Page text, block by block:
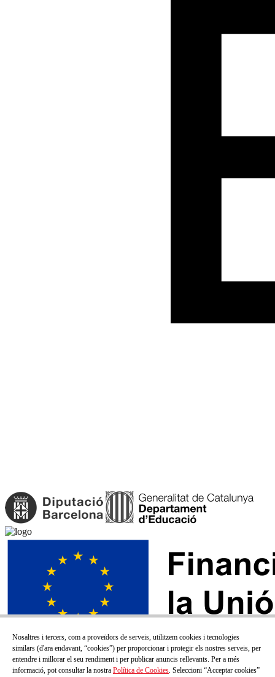
Nosaltres i tercers, com a proveïdors de serveis, utilitzem cookies i tecnologies
similars (d'ara endavant, “cookies”) per proporcionar i protegir els nostres serveis, per
entendre i millorar el seu rendiment i per publicar anuncis rellevants. Per a més
informació, pot consultar la nostra Política de Cookies. Seleccioni “Acceptar cookies”